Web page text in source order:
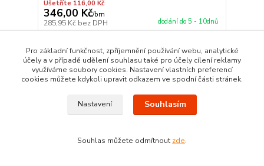
Ušetříte 116,00 Kč
346,00 Kč/bm
285,95 Kč bez DPH dodání do 5 - 10dnů
TOP produkt
Pro základní funkčnost, zpříjemnění používání webu, analytické
účely a v případě udělení souhlasu také pro účely cílení reklamy
využíváme soubory cookies. Nastavení vlastních preferencí
cookies můžete kdykoli upravit odkazem ve spodní části stránek.
Nastavení Souhlasím
Souhlas můžete odmítnout zde.